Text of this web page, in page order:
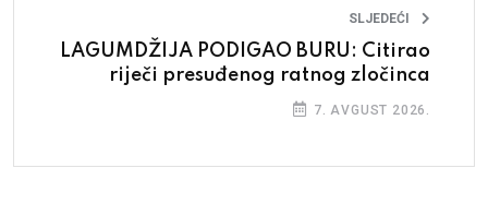
SLJEDEĆI
LAGUMDŽIJA PODIGAO BURU: Citirao
riječi presuđenog ratnog zločinca
7. AVGUST 2026.